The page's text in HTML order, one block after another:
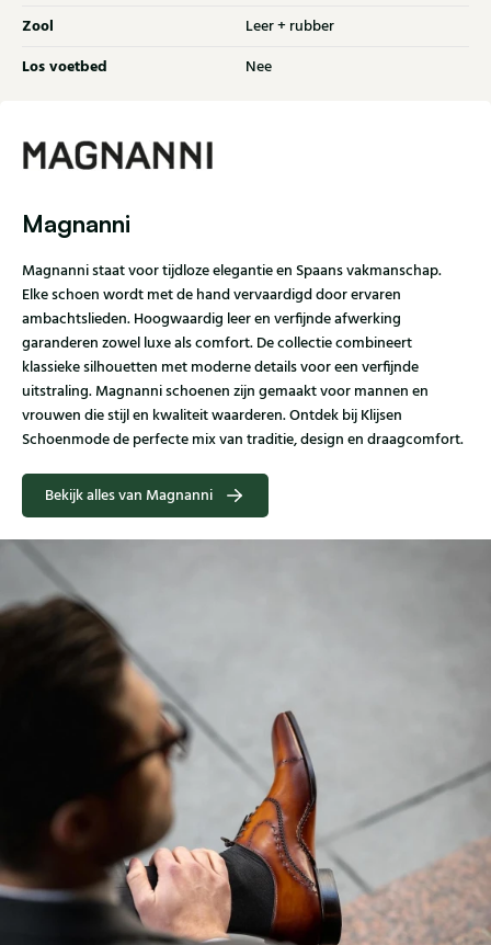
Zool Leer + rubber
Los voetbed Nee
Magnanni
Magnanni staat voor tijdloze elegantie en Spaans vakmanschap.
Elke schoen wordt met de hand vervaardigd door ervaren
ambachtslieden. Hoogwaardig leer en verfijnde afwerking
garanderen zowel luxe als comfort. De collectie combineert
klassieke silhouetten met moderne details voor een verfijnde
uitstraling. Magnanni schoenen zijn gemaakt voor mannen en
vrouwen die stijl en kwaliteit waarderen. Ontdek bij Klijsen
Schoenmode de perfecte mix van traditie, design en draagcomfort.
Bekijk alles van Magnanni